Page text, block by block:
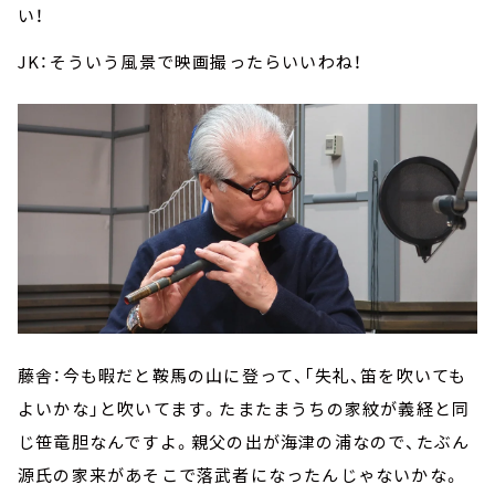
い！
JK：そういう風景で映画撮ったらいいわね！
藤舎：今も暇だと鞍馬の山に登って、「失礼、笛を吹いても
よいかな」と吹いてます。たまたまうちの家紋が義経と同
じ笹竜胆なんですよ。親父の出が海津の浦なので、たぶん
源氏の家来があそこで落武者になったんじゃないかな。